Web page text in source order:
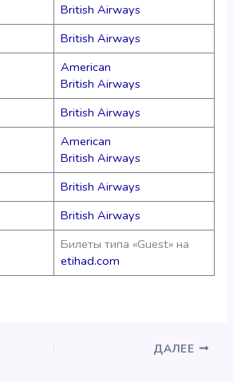
British Airways
British Airways
American
British Airways
British Airways
American
British Airways
British Airways
British Airways
Билеты типа «Guest» на
etihad.com
ДАЛЕЕ